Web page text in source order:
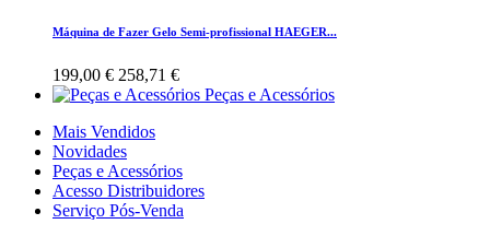
Máquina de Fazer Gelo Semi-profissional HAEGER...
199,00 € 258,71 €
Peças e Acessórios
Mais Vendidos
Novidades
Peças e Acessórios
Acesso Distribuidores
Serviço Pós-Venda